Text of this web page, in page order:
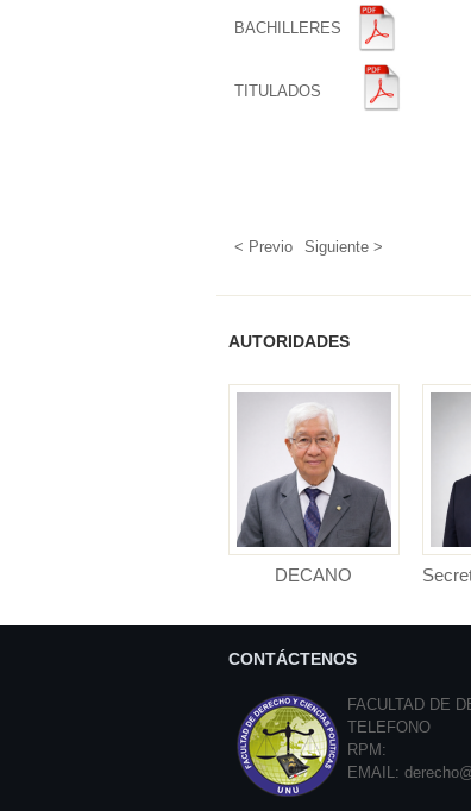
BACHILLERES
TITULADOS
< Previo Siguiente >
AUTORIDADES
DECANO
Derecho y Ciencias
Polític...
CONTÁCTENOS
FACULTAD DE
TELEFONO
RPM:
EMAIL: